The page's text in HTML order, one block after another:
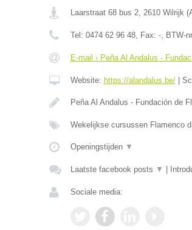
Laarstraat 68 bus 2, 2610 Wilrijk(
Tel: 0474 62 96 48, Fax: -, BTW-
E-mail › Peña Al Andalus -
Website: https://alandalus.be/|
Peña Al Andalus - Fundación de
Wekelijkse cursussen Flamenco
Openingstijden ▼
Laatste facebook posts ▼
Sociale media: